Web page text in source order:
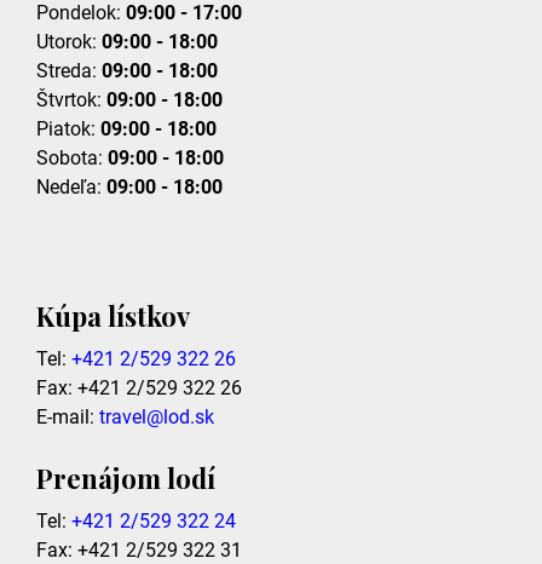
Pondelok: 09:00 - 17:00
Utorok: 09:00 - 18:00
Streda: 09:00 - 18:00
Štvrtok: 09:00 - 18:00
Piatok: 09:00 - 18:00
Sobota: 09:00 - 18:00
Nedeľa: 09:00 - 18:00
Kúpa lístkov
Tel: +421 2/529 322 26
Fax: +421 2/529 322 26
E-mail: travel@lod.sk
Prenájom lodí
Tel: +421 2/529 322 24
Fax: +421 2/529 322 31